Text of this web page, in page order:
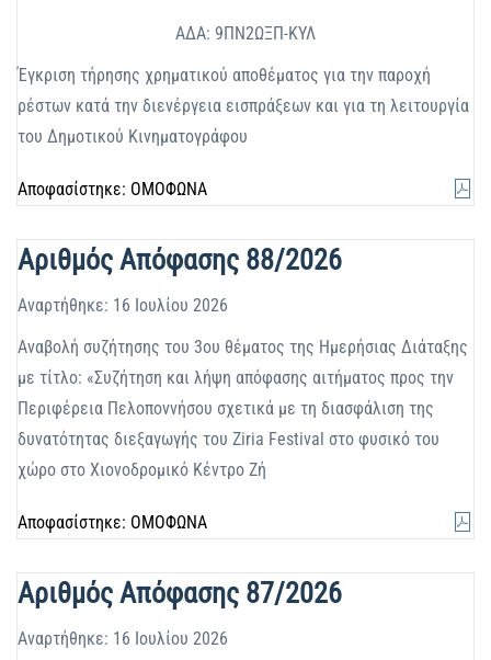
ΑΔΑ: 9ΠΝ2ΩΞΠ-ΚΥΛ
Έγκριση τήρησης χρηματικού αποθέματος για την παροχή
ρέστων κατά την διενέργεια εισπράξεων και για τη λειτουργία
του Δημοτικού Κινηματογράφου
Αποφασίστηκε: ΟΜΟΦΩΝΑ
Αριθμός Απόφασης 88/2026
Αναρτήθηκε: 16 Ιουλίου 2026
Αναβολή συζήτησης του 3ου θέματος της Ημερήσιας Διάταξης
με τίτλο: «Συζήτηση και λήψη απόφασης αιτήματος προς την
Περιφέρεια Πελοποννήσου σχετικά με τη διασφάλιση της
δυνατότητας διεξαγωγής του Ziria Festival στο φυσικό του
χώρο στο Χιονοδρομικό Κέντρο Ζή
Αποφασίστηκε: ΟΜΟΦΩΝΑ
Αριθμός Απόφασης 87/2026
Αναρτήθηκε: 16 Ιουλίου 2026